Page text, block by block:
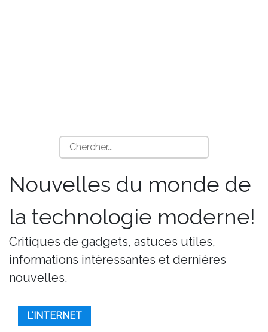
Nouvelles du monde de
la technologie moderne!
Critiques de gadgets, astuces utiles,
informations intéressantes et dernières
nouvelles.
L'INTERNET